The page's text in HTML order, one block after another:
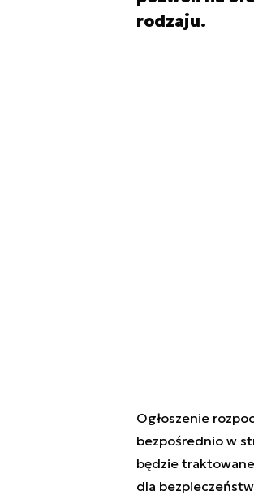
rodzaju.
Ogłoszenie
bezpośrednio w
będzie
dla